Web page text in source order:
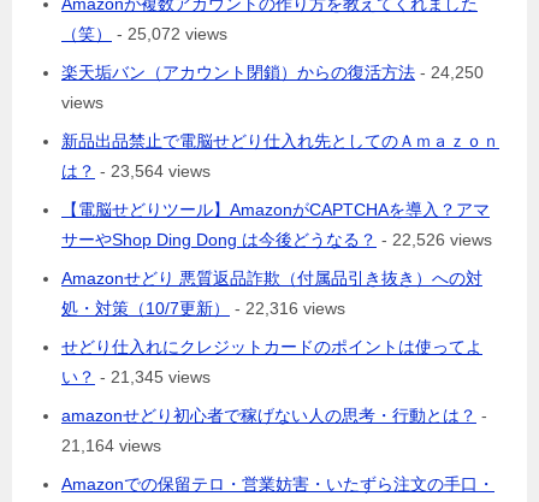
（笑）
- 25,072 views
楽天垢バン（アカウント閉鎖）からの復活方法 - 24,250
views
新品出品禁止で電脳せどり仕入れ先としてのＡｍａｚｏｎ
は？ - 23,564 views
【電脳せどりツール】AmazonがCAPTCHAを導入？アマ
サーやShop Ding Dong は今後どうなる？ - 22,526 views
Amazonせどり 悪質返品詐欺（付属品引き抜き）への対
処・対策（10/7更新）
- 22,316 views
せどり仕入れにクレジットカードのポイントは使ってよ
い？ - 21,345 views
amazonせどり初心者で稼げない人の思考・行動とは？ -
21,164 views
Amazonでの保留テロ・営業妨害・いたずら注文の手口・